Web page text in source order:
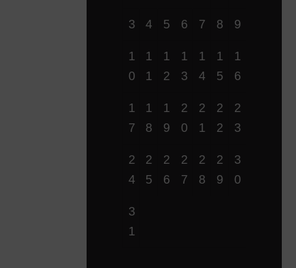
3 4 5 6 7 8 9
1
0
1
1
1
2
1
3
1
4
1
5
1
6
1
7
1
8
1
9
2
0
2
1
2
2
2
3
2
4
2
5
2
6
2
7
2
8
2
9
3
0
3
1